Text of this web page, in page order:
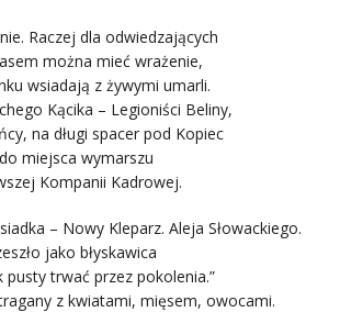
Raczej dla odwiedzających
można mieć wrażenie,
wsiadają z żywymi umarli.
Kącika – Legioniści Beliny,
na długi spacer pod Kopiec
miejsca wymarszu
Kompanii Kadrowej.
– Nowy Kleparz. Aleja Słowackiego.
jako błyskawica
pusty trwać przez pokolenia.”
z kwiatami, mięsem, owocami.